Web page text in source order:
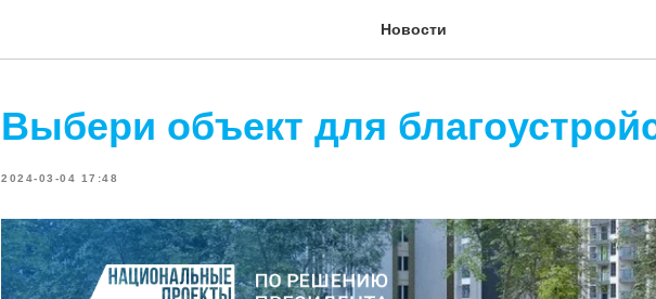
Новости
Выбери объект для
2024-03-04 17:48